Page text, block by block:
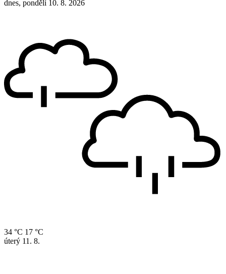
dnes, pondělí 10. 8. 2026
34 °C 17 °C
úterý 11. 8.